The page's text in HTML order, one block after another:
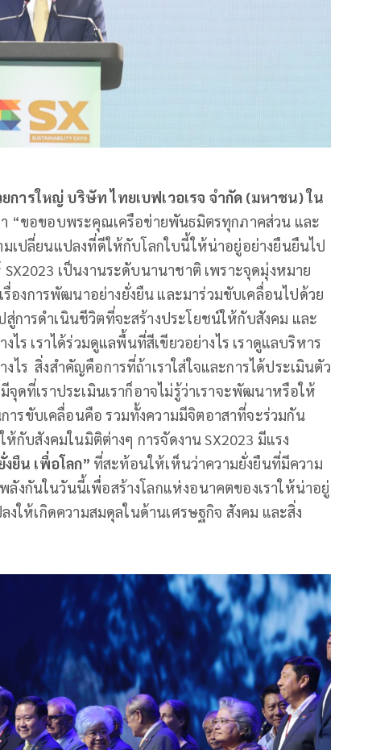
ารใหญ่ บริษัท ไทยเบฟเวอเรจ จำกัด (มหาชน) ใน
า “ขอขอบพระคุณเครือข่ายพันธมิตรทุกภาคส่วน และ
เปลี่ยนแปลงที่ดีให้กับโลกใบนี้ให้น่าอยู่อย่างยืนยืนไป
เป็นงานระดับนานาชาติ เพราะจุดมุ่งหมาย
องการพัฒนาอย่างยั่งยืน และมาร่วมขับเคลื่อนไปด้วย
การดำเนินชีวิตที่จะสร้างประโยชน์ให้กับสังคม และ
ไร เราได้ร่วมดูแลพื้นที่สีเขียวอย่างไร เราดูแลบริหาร
ร สิ่งสำคัญคือการที่ถ้าเราใส่ใจและการได้ประเมินตัว
ดที่เราประเมินเราก็อาจไม่รู้ว่าเราจะพัฒนาหรือให้
รขับเคลื่อนคือ รวมทั้งความมีจิตอาสาที่จะร่วมกัน
กับสังคมในมิติต่างๆ การจัดงาน SX2023 มีแรง
ยืน เพื่อโลก” ที่สะท้อนให้เห็นว่าความยั่งยืนที่มีความ
งกันในวันนี้เพื่อสร้างโลกแห่งอนาคตของเราให้น่าอยู่
งให้เกิดความสมดุลในด้านเศรษฐกิจ สังคม และสิ่ง